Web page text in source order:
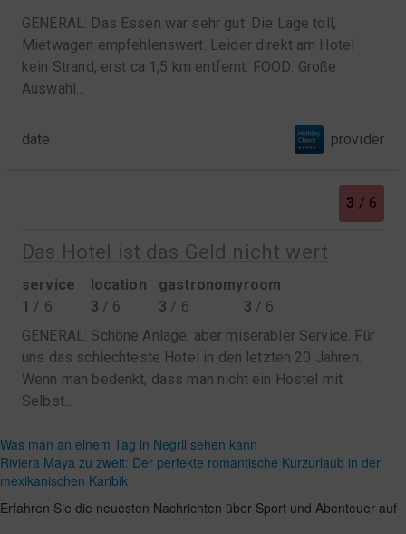
Was man an einem Tag in Negril sehen kann
Riviera Maya zu zweit: Der perfekte romantische Kurzurlaub in der
mexikanischen Karibik
Erfahren Sie die neuesten Nachrichten über Sport und Abenteuer auf